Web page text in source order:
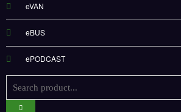
eVAN
eBUS
ePODCAST